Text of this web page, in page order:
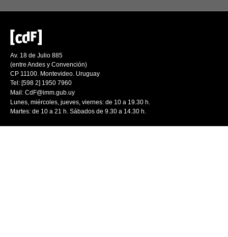
Av. 18 de Julio 885
(entre Andes y Convención)
CP 11100. Montevideo. Uruguay
Tel: [598 2] 1950 7960
Mail: CdF@imm.gub.uy
Lunes, miércoles, jueves, viernes: de 10 a 19.30 h.
Martes: de 10 a 21 h. Sábados de 9.30 a 14.30 h.